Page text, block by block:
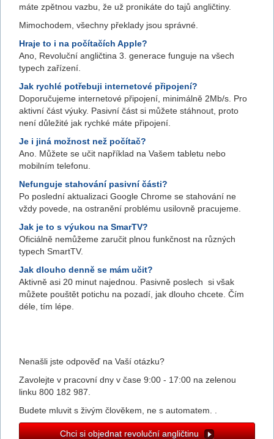
máte zpětnou vazbu, že už pronikáte do tajů angličtiny.
Mimochodem, všechny překlady jsou správné.
Hraje to i na počítačích Apple?
Ano, Revoluční angličtina 3. generace funguje na všech
typech zařízení.
Jak rychlé potřebuji internetové připojení?
Doporučujeme internetové připojení, minimálně 2Mb/s. Pro
aktivní část výuky. Pasivní část si můžete stáhnout, proto
není důležité jak rychké máte připojení.
Je i jiná možnost než počítač?
Ano. Můžete se učit například na Vašem tabletu nebo
mobilním telefonu.
Nefunguje stahování pasivní části?
Po poslední aktualizaci Google Chrome se stahování ne
vždy povede, na ostranění problému usilovně pracujeme.
Jak je to s výukou na SmarTV?
Oficiálně nemůžeme zaručit plnou funkčnost na různých
typech SmartTV.
Jak dlouho denně se mám učit?
Aktivně asi 20 minut najednou. Pasivně poslech si však
můžete pouštět potichu na pozadí, jak dlouho chcete. Čím
déle, tím lépe.
Nenašli jste odpověď na Vaší otázku?
Zavolejte v pracovní dny v čase 9:00 - 17:00 na zelenou
linku 800 182 987.
Budete mluvit s živým člověkem, ne s automatem. .
Chci si objednat revoluční angličtinu